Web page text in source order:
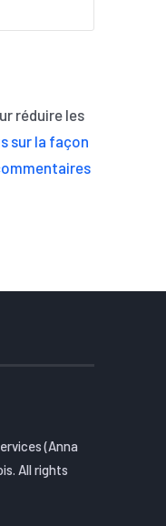
réduire les
sur la façon
(Anna
All rights